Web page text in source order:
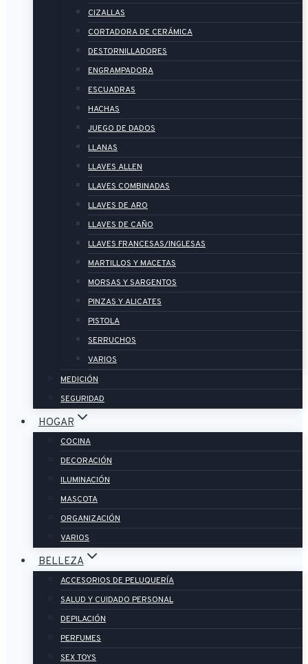
CIZALLAS
CORTADORA DE CERÁMICA
DESTORNILLADORES
ENGRAMPADORA
ESCUADRAS
HACHAS
JUEGO DE DADOS
LLANAS
LLAVES ALLEN
LLAVES COMBINADAS
LLAVES DE ARO
LLAVES DE CAÑO
LLAVES FRANCESAS/INGLESAS
MARTILLOS Y MACETAS
MORSAS Y SARGENTOS
PINZAS Y ALICATES
PISTOLA
SERRUCHOS
VARIOS
MEDICIÓN
SEGURIDAD
HOGAR
COCINA
DECORACIÓN
ILUMINACIÓN
MASCOTA
ORGANIZACIÓN
VARIOS
BELLEZA
ACCESORIOS DE PELUQUERÍA
SALUD Y CUIDADO PERSONAL
DEPILACIÓN
PERFUMES
SEX TOYS